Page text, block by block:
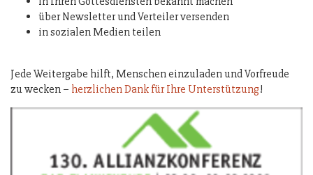
über Newsletter und Verteiler versenden
in sozialen Medien teilen
Jede Weitergabe hilft, Menschen einzuladen und Vorfreude
zu wecken – herzlichen Dank für Ihre Unterstützung!